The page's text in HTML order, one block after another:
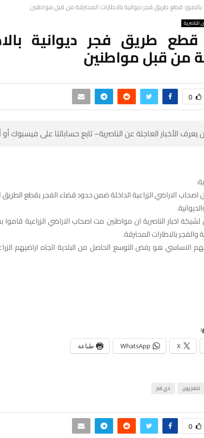
بالصور: قطع طريق فجر ديوانية بالاطارات المحترقة من قبل مواطنين
الناصرية
قطع طريق فجر ديوانية
من قبل مواطنين
0
الأخبار العاجلة عن الناصرية– تابع حساباتنا على فيسبوك
الاراضي الزراعية الداخلة ضمن حدود قضاء الفجر بقطع الطريق
اخبار الناصرية ان مواطنين مت اصحاب الاراضي الزراعية
والفجر بالاطارات المحترقة.
الاساسي هو رفض التوسع الحاصل من البلدية اتجاه اراضيهم
X
WhatsApp طباعة
تلفزيون ذي قار
0